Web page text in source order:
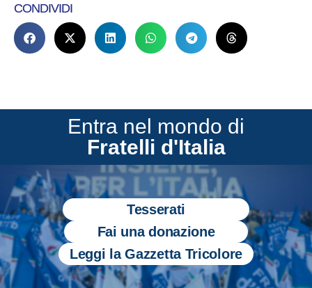
CONDIVIDI
Entra nel mondo di
Fratelli d'Italia
Tesserati
Fai una donazione
Leggi la Gazzetta Tricolore